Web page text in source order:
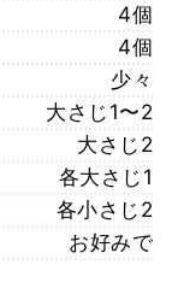
4個
4個
少々
大さじ1〜2
大さじ2
各大さじ1
各小さじ2
お好みで